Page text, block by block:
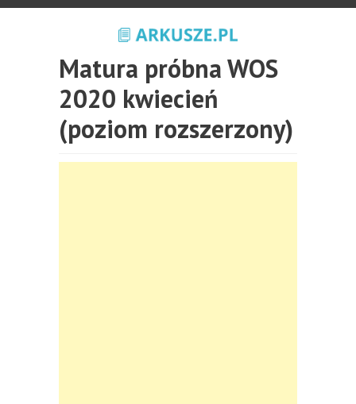
Matura próbna WOS
2020 kwiecień
(poziom rozszerzony)